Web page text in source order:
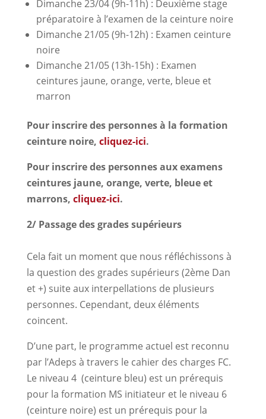
Dimanche 23/04 (9h-11h) : Deuxième stage
préparatoire à l’examen de la ceinture noire
Dimanche 21/05 (9h-12h) : Examen ceinture
noire
Dimanche 21/05 (13h-15h) : Examen
ceintures jaune, orange, verte, bleue et
marron
Pour inscrire des personnes à la formation
ceinture noire, cliquez-ici.
Pour inscrire des personnes aux examens
ceintures jaune, orange, verte, bleue et
marrons, cliquez-ici.
2/ Passage des grades supérieurs
Cela fait un moment que nous réfléchissons à
la question des grades supérieurs (2ème Dan
et +) suite aux interpellations de plusieurs
personnes. Cependant, deux éléments
coincent.
D’une part, le programme actuel est reconnu
par l’Adeps à travers le cahier des charges FC.
Le niveau 4 (ceinture bleu) est un prérequis
pour la formation MS initiateur et le niveau 6
(ceinture noire) est un prérequis pour la